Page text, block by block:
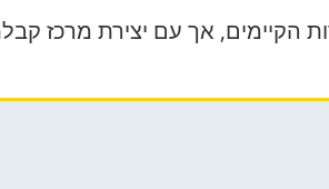
הקיימים, אך עם יצירת מרכז